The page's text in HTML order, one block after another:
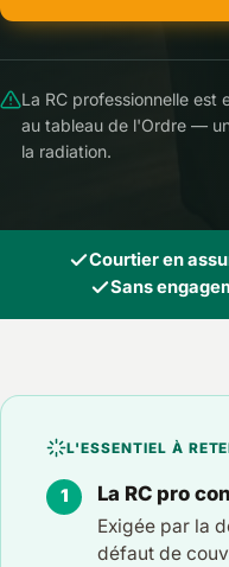
La RC professionnelle
au tableau de l'Ordre —
la radiation.
Courtier en
Sans
L'ESSENTIEL À
La RC pro
Exigée par la
défaut de